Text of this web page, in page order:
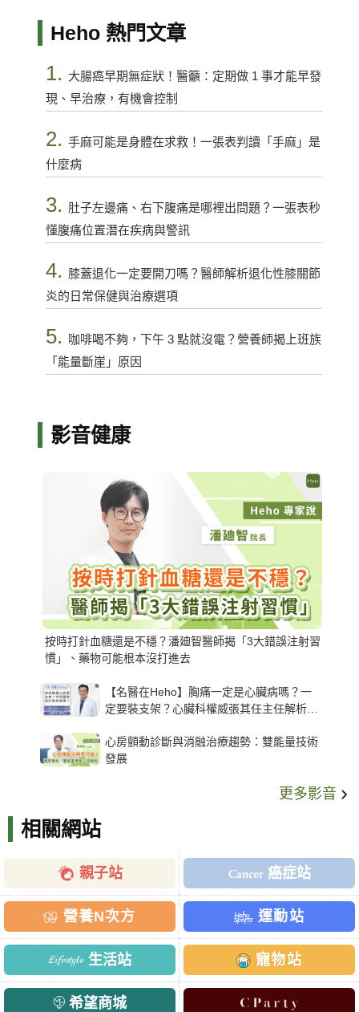
Heho 熱門文章
1. 大腸癌早期無症狀！醫籲：定期做 1 事才能早發
現、早治療，有機會控制
2. 手麻可能是身體在求救！一張表判讀「手麻」是
什麼病
3. 肚子左邊痛、右下腹痛是哪裡出問題？一張表秒
懂腹痛位置潛在疾病與警訊
4. 膝蓋退化一定要開刀嗎？醫師解析退化性膝關節
炎的日常保健與治療選項
5.
咖啡喝不夠，下午 3 點就沒電？營養師揭上班族
「能量斷崖」原因
影音健康
按時打針血糖還是不穩？潘廸智醫師揭「3大錯誤注射習
慣」、藥物可能根本沒打進去
【名醫在Heho】胸痛一定是心臟病嗎？一
定要裝支架？心臟科權威張其任主任解析支
心房顫動診斷與消融治療趨勢：雙能量技術
發展
更多影音
相關網站
親子站 癌症站
營養N次方 運動站
生活站 寵物站
希望商城